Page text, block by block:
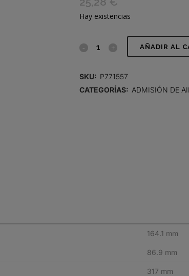
Hay existencias
FILTRO AÑADIR AL
SKU: P771557
CATEGORÍAS: ADMISIÓN DE
164.1 mm
86.9 mm
317 mm